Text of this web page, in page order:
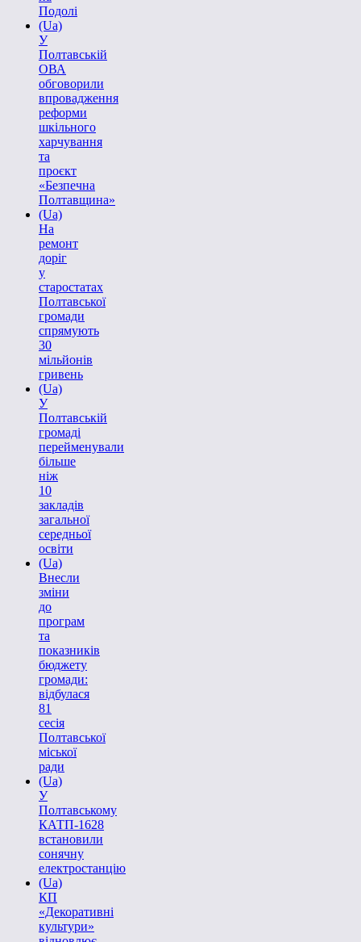
Подолі
(Ua)
У
Полтавській
ОВА
обговорили
впровадження
реформи
шкільного
харчування
та
проєкт
«Безпечна
Полтавщина»
(Ua)
На
ремонт
доріг
у
старостатах
Полтавської
громади
спрямують
30
мільйонів
гривень
(Ua)
У
Полтавській
громаді
перейменували
більше
ніж
10
закладів
загальної
середньої
освіти
(Ua)
Внесли
зміни
до
програм
та
показників
бюджету
громади:
відбулася
81
сесія
Полтавської
міської
ради
(Ua)
У
Полтавському
КАТП-1628
встановили
сонячну
електростанцію
(Ua)
КП
«Декоративні
культури»